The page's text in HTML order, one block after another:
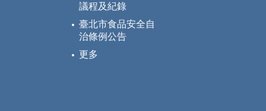
議程及紀錄
臺北市食品安全自
治條例公告
更多